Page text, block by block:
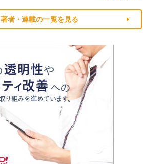
著者・連載の一覧を見る